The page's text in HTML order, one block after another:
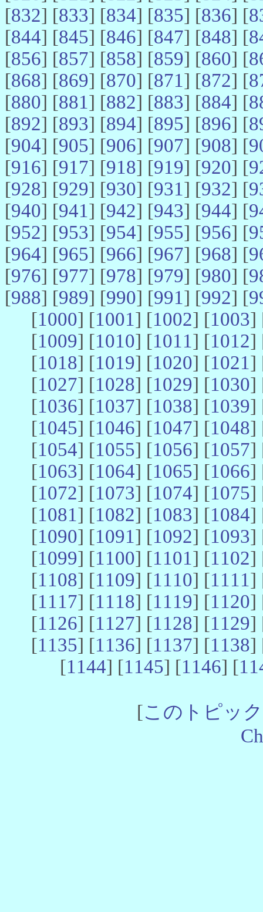
[832] [833] [834] [835] [836] [
[844] [845] [846] [847] [848] [
[856] [857] [858] [859] [860] [
[868] [869] [870] [871] [872] [
[880] [881] [882] [883] [884] [
[892] [893] [894] [895] [896] [
[904] [905] [906] [907] [908] [
[916] [917] [918] [919] [920] [
[928] [929] [930] [931] [932] [
[940] [941] [942] [943] [944] [
[952] [953] [954] [955] [956] [
[964] [965] [966] [967] [968] [
[976] [977] [978] [979] [980] [
[988] [989] [990] [991] [992] [
[1000] [1001] [1002] [1003]
[1009] [1010] [1011] [1012]
[1018] [1019] [1020] [1021]
[1027] [1028] [1029] [1030]
[1036] [1037] [1038] [1039]
[1045] [1046] [1047] [1048]
[1054] [1055] [1056] [1057]
[1063] [1064] [1065] [1066]
[1072] [1073] [1074] [1075]
[1081] [1082] [1083] [1084]
[1090] [1091] [1092] [1093]
[1099] [1100] [1101] [1102]
[1108] [1109] [1110] [1111]
[1117] [1118] [1119] [1120]
[1126] [1127] [1128] [1129]
[1135] [1136] [1137] [1138]
[1144] [1145] [1146] [
[このトピッ